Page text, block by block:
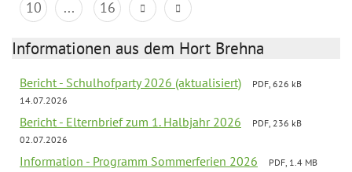
10
... 16
Informationen aus dem Hort Brehna
Bericht - Schulhofparty 2026 (aktualisiert)
PDF, 626 kB
14.07.2026
Bericht - Elternbrief zum 1. Halbjahr 2026
PDF, 236 kB
02.07.2026
Information - Programm Sommerferien 2026
PDF, 1.4 MB